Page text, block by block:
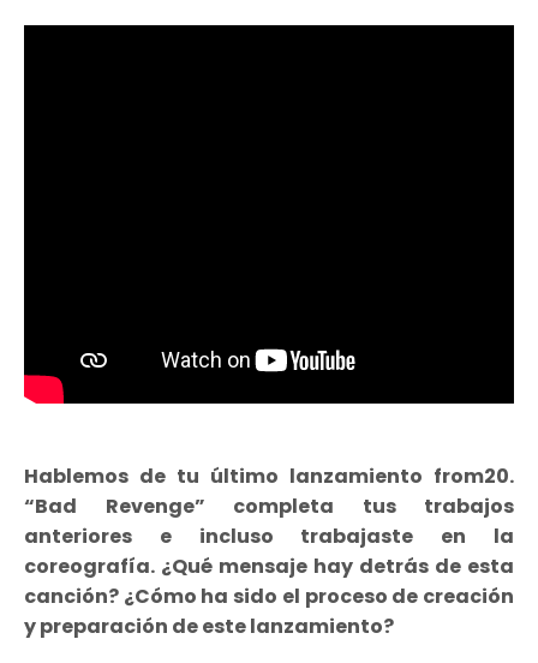
Hablemos de tu último lanzamiento from20.
“Bad Revenge” completa tus trabajos
anteriores e incluso trabajaste en la
coreografía. ¿Qué mensaje hay detrás de esta
canción? ¿Cómo ha sido el proceso de creación
y preparación de este lanzamiento?